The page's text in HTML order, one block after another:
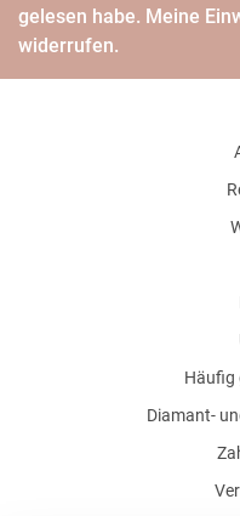
gelesen habe. Meine
widerrufen.
Häufig
Diamant-